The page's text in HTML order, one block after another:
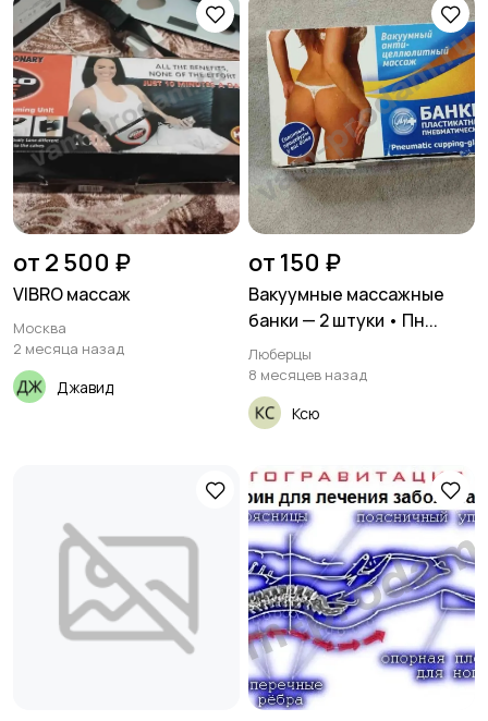
от 2 500 ₽
VIBRO массаж
Москва
2 месяца назад
Джавид
от 150 ₽
Вакуумные массажные
банки — 2 штуки • Пн...
Люберцы
8 месяцев назад
Ксю